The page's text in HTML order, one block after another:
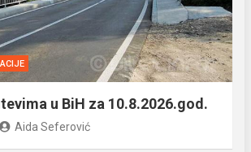
u BiH za 10.8.2026.god.
Aida Seferović